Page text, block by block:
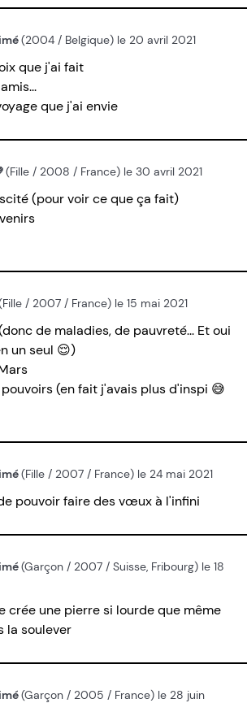
(2004 / Belgique) le 20 avril 2021
que j'ai fait
que j'ai envie
(Fille / 2008 / France) le 30 avril 2021
(pour voir ce que ça fait)
/ 2007 / France) le 15 mai 2021
de maladies, de pauvreté... Et oui
un seul 😌)
(en fait j'avais plus d'inspi 😅
(Fille / 2007 / France) le 24 mai 2021
pouvoir faire des vœux à l'infini
(Garçon / 2007 / Suisse, Fribourg) le 18
crée une pierre si lourde que même
la soulever
(Garçon / 2005 / France) le 28 juin